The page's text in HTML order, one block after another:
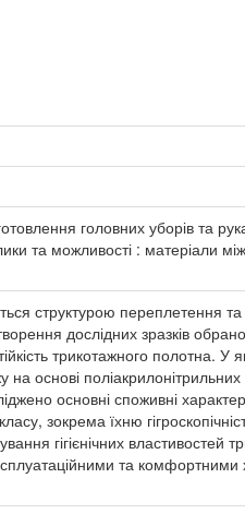
головних уборів та
та можливості : матеріали
структурою переплетення
дослідних зразків
трикотажного полотна. У
на основі
основні споживні
зокрема їхню
гігієнічних властивостей
та